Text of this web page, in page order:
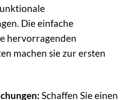
Die einfache
hervorragenden
machen sie zur ersten
Schaffen Sie einen